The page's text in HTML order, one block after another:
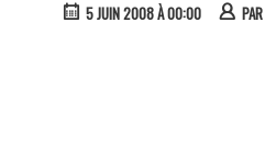
5 JUIN 2008 À 00:00 PAR